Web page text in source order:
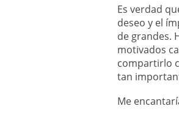
Es verdad
deseo y el
de grandes.
motivados
compartirlo
tan
Me